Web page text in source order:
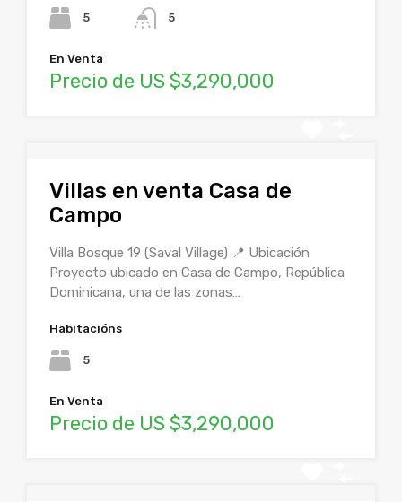
5 5
En Venta
Precio de US $3,290,000
Villas en venta Casa de
Campo
Villa Bosque 19 (Saval Village) 📍 Ubicación
Proyecto ubicado en Casa de Campo, República
Dominicana, una de las zonas…
Habitacións
5
En Venta
Precio de US $3,290,000